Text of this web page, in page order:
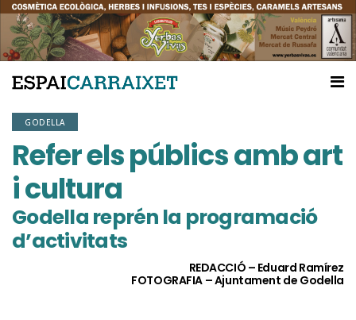
GODELLA
Refer els públics amb art
i cultura
Godella reprén la programació
d’activitats
REDACCIÓ – Eduard Ramírez
FOTOGRAFIA – Ajuntament de Godella